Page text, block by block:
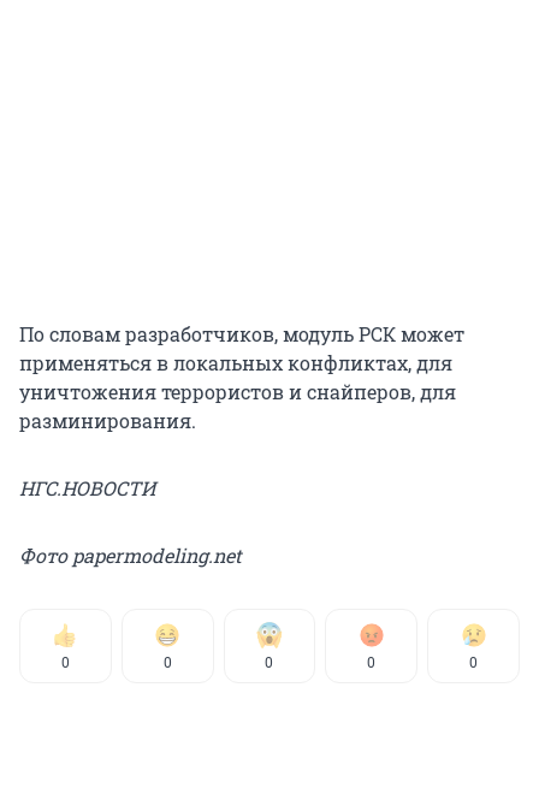
По словам разработчиков, модуль РСК может
применяться в локальных конфликтах, для
уничтожения террористов и снайперов, для
разминирования.
НГС.НОВОСТИ
Фото papermodeling.net
0 0 0 0 0